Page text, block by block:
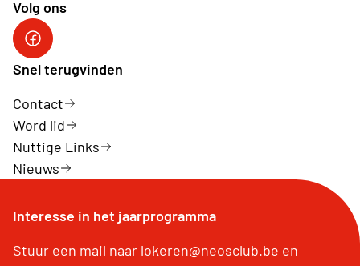
Volg ons
Neos DiNA
Snel terugvinden
Contact
Word lid
Nuttige Links
Nieuws
Interesse in het jaarprogramma
Stuur een mail naar lokeren@neosclub.be en